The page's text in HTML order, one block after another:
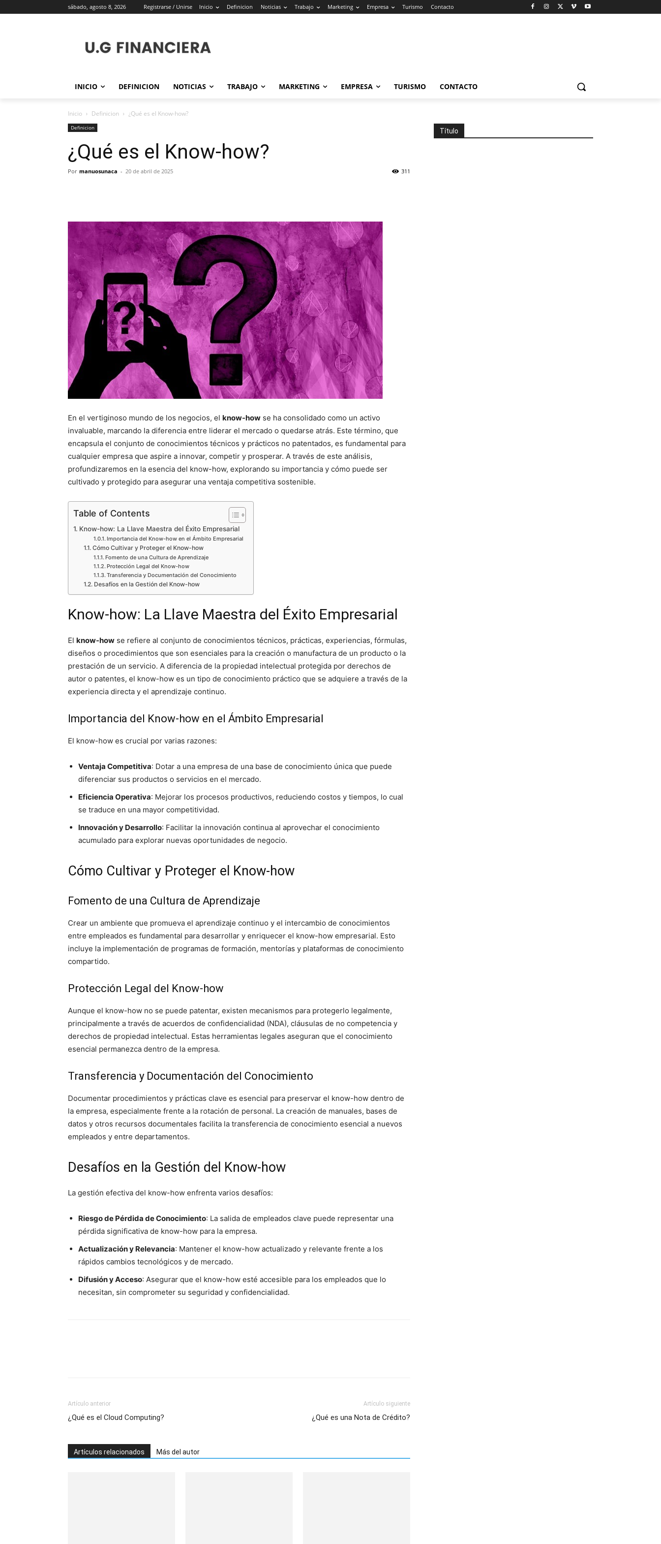
sábado, agosto 8, 2026 Registrarse / Unirse Inicio Definicion Noticias Trabajo Marketing Empresa Turismo Contacto
INICIO DEFINICION NOTICIAS TRABAJO MARKETING EMPRESA TURISMO CONTACTO
Inicio Definicion ¿Qué es el Know-how?
Definicion
¿Qué es el Know-how?
Por manuosunaca - 20 de abril de 2025 311
En el vertiginoso mundo de los negocios, el know-how se ha consolidado como un activo
invaluable, marcando la diferencia entre liderar el mercado o quedarse atrás. Este término, que
encapsula el conjunto de conocimientos técnicos y prácticos no patentados, es fundamental para
cualquier empresa que aspire a innovar, competir y prosperar. A través de este análisis,
profundizaremos en la esencia del know-how, explorando su importancia y cómo puede ser
cultivado y protegido para asegurar una ventaja competitiva sostenible.
Table of Contents
Know-how: La Llave Maestra del Éxito Empresarial
Importancia del Know-how en el Ámbito Empresarial
Cómo Cultivar y Proteger el Know-how
Fomento de una Cultura de Aprendizaje
Protección Legal del Know-how
Transferencia y Documentación del Conocimiento
Desafíos en la Gestión del Know-how
Know-how: La Llave Maestra del Éxito Empresarial
El know-how se refiere al conjunto de conocimientos técnicos, prácticas, experiencias, fórmulas,
diseños o procedimientos que son esenciales para la creación o manufactura de un producto o la
prestación de un servicio. A diferencia de la propiedad intelectual protegida por derechos de
autor o patentes, el know-how es un tipo de conocimiento práctico que se adquiere a través de la
experiencia directa y el aprendizaje continuo.
Importancia del Know-how en el Ámbito Empresarial
El know-how es crucial por varias razones:
Ventaja Competitiva: Dotar a una empresa de una base de conocimiento única que puede
diferenciar sus productos o servicios en el mercado.
Eficiencia Operativa: Mejorar los procesos productivos, reduciendo costos y tiempos, lo cual
se traduce en una mayor competitividad.
Innovación y Desarrollo: Facilitar la innovación continua al aprovechar el conocimiento
acumulado para explorar nuevas oportunidades de negocio.
Cómo Cultivar y Proteger el Know-how
Fomento de una Cultura de Aprendizaje
Crear un ambiente que promueva el aprendizaje continuo y el intercambio de conocimientos
entre empleados es fundamental para desarrollar y enriquecer el know-how empresarial. Esto
incluye la implementación de programas de formación, mentorías y plataformas de conocimiento
compartido.
Protección Legal del Know-how
Aunque el know-how no se puede patentar, existen mecanismos para protegerlo legalmente,
principalmente a través de acuerdos de confidencialidad (NDA), cláusulas de no competencia y
derechos de propiedad intelectual. Estas herramientas legales aseguran que el conocimiento
esencial permanezca dentro de la empresa.
Transferencia y Documentación del Conocimiento
Documentar procedimientos y prácticas clave es esencial para preservar el know-how dentro de
la empresa, especialmente frente a la rotación de personal. La creación de manuales, bases de
datos y otros recursos documentales facilita la transferencia de conocimiento esencial a nuevos
empleados y entre departamentos.
Desafíos en la Gestión del Know-how
La gestión efectiva del know-how enfrenta varios desafíos:
Riesgo de Pérdida de Conocimiento: La salida de empleados clave puede representar una
pérdida significativa de know-how para la empresa.
Actualización y Relevancia: Mantener el know-how actualizado y relevante frente a los
rápidos cambios tecnológicos y de mercado.
Difusión y Acceso: Asegurar que el know-how esté accesible para los empleados que lo
necesitan, sin comprometer su seguridad y confidencialidad.
Artículo anterior
¿Qué es el Cloud Computing?
Artículo siguiente
¿Qué es una Nota de Crédito?
Artículos relacionados Más del autor
Título